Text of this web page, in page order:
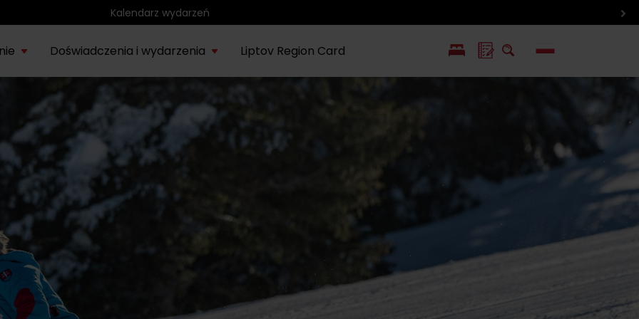
Region rowerowy
o
Liptów
Region
rowerowy
Liptów
Liptowskie
muzeum
Kompas
historyczny
Doświadczenia i wydarzenia
22.
Park wodny Bešeňová
Noce rytuałów
saunowych
04.
Vodný park Tatralandia
Tropikalna noc w
Tatralandii – letnia
edycja specjalna
08. Lato pod Chopokiem
Liptov Region Card